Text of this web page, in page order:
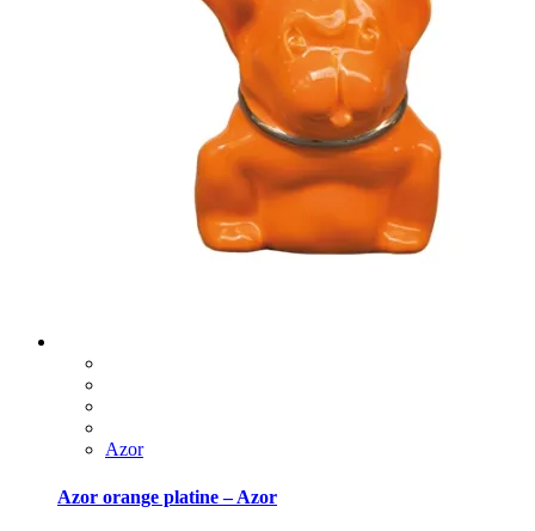
Azor
Azor orange platine – Azor